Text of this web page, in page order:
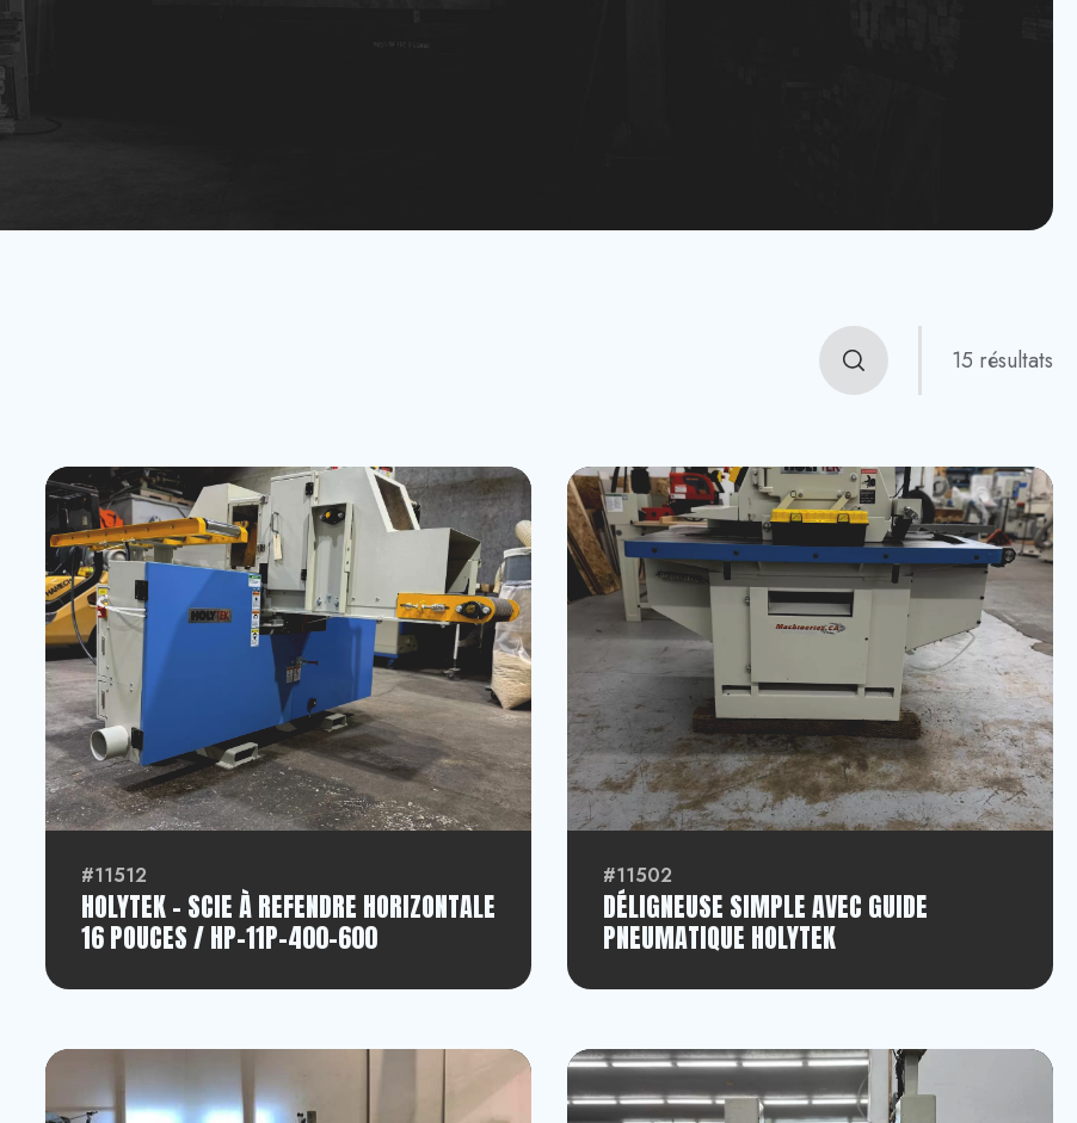
15 résultats
#11512
HOLYTEK - SCIE À REFENDRE HORIZONTALE
16 POUCES / HP-11P-400-600
#11502
DÉLIGNEUSE SIMPLE AVEC GUIDE
PNEUMATIQUE HOLYTEK